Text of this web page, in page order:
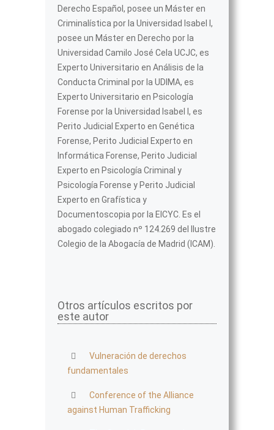
Derecho Español, posee un Máster en
Criminalística por la Universidad Isabel I,
posee un Máster en Derecho por la
Universidad Camilo José Cela UCJC, es
Experto Universitario en Análisis de la
Conducta Criminal por la UDIMA, es
Experto Universitario en Psicología
Forense por la Universidad Isabel I, es
Perito Judicial Experto en Genética
Forense, Perito Judicial Experto en
Informática Forense, Perito Judicial
Experto en Psicología Criminal y
Psicología Forense y Perito Judicial
Experto en Grafística y
Documentoscopia por la EICYC. Es el
abogado colegiado nº 124.269 del Ilustre
Colegio de la Abogacía de Madrid (ICAM).
Otros artículos escritos por
este autor
Vulneración de derechos
fundamentales
Conference of the Alliance
against Human Trafficking